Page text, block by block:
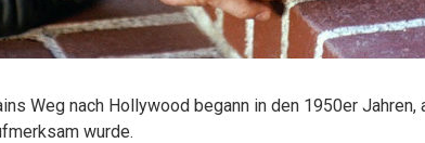
Weg nach Hollywood begann in den 1950er Jahren,
wurde.